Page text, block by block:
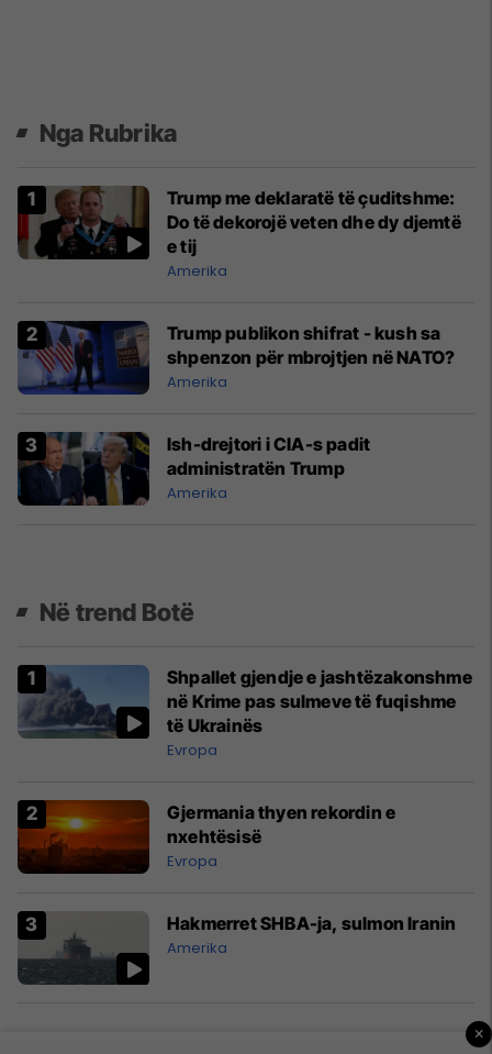
Nga Rubrika
Trump me deklaratë të çuditshme:
Do të dekorojë veten dhe dy djemtë
e tij
Amerika
Trump publikon shifrat - kush sa
shpenzon për mbrojtjen në NATO?
Amerika
Ish-drejtori i CIA-s padit
administratën Trump
Amerika
Në trend Botë
Shpallet gjendje e jashtëzakonshme
në Krime pas sulmeve të fuqishme
të Ukrainës
Evropa
Gjermania thyen rekordin e
nxehtësisë
Evropa
Hakmerret SHBA-ja, sulmon Iranin
Amerika
×